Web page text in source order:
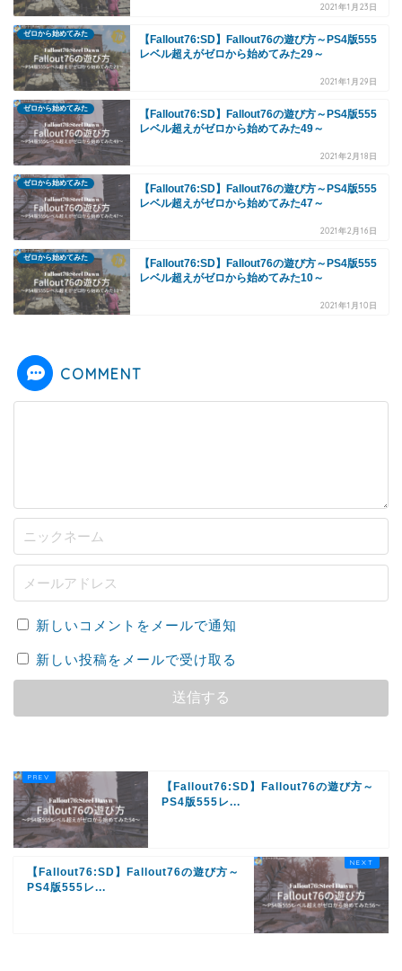
2021年1月23日
ゼロから始めてみた
【Fallout76:SD】Fallout76の遊び方～PS4版555
レベル超えがゼロから始めてみた29～
2021年1月29日
ゼロから始めてみた
【Fallout76:SD】Fallout76の遊び方～PS4版555
レベル超えがゼロから始めてみた49～
2021年2月18日
ゼロから始めてみた
【Fallout76:SD】Fallout76の遊び方～PS4版555
レベル超えがゼロから始めてみた47～
2021年2月16日
ゼロから始めてみた
【Fallout76:SD】Fallout76の遊び方～PS4版555
レベル超えがゼロから始めてみた10～
2021年1月10日
COMMENT
新しいコメントをメールで通知
新しい投稿をメールで受け取る
【Fallout76:SD】Fallout76の遊び方～
PS4版555レ...
【Fallout76:SD】Fallout76の遊び方～
PS4版555レ...